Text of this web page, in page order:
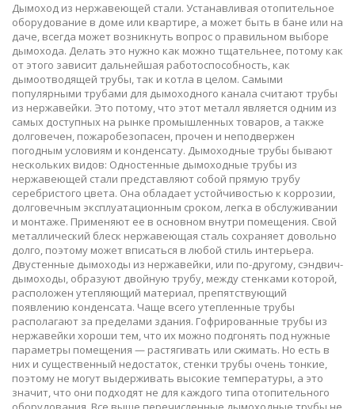
Дымоход из нержавеющей стали. Устанавливая отопительное
оборудование в доме или квартире, а может быть в бане или на
даче, всегда может возникнуть вопрос о правильном выборе
дымохода. Делать это нужно как можно тщательнее, потому как
от этого зависит дальнейшая работоспособность, как
дымоотводящей трубы, так и котла в целом. Самыми
популярными трубами для дымоходного канала считают трубы
из нержавейки. Это потому, что этот металл является одним из
самых доступных на рынке промышленных товаров, а также
долговечен, пожаробезопасен, прочен и неподвержен
погодным условиям и конденсату. Дымоходные трубы бывают
нескольких видов: Одностенные дымоходные трубы из
нержавеющей стали представляют собой прямую трубу
серебристого цвета. Она обладает устойчивостью к коррозии,
долговечным эксплуатационным сроком, легка в обслуживании
и монтаже. Применяют ее в основном внутри помещения. Свой
металлический блеск нержавеющая сталь сохраняет довольно
долго, поэтому может вписаться в любой стиль интерьера.
Двустенные дымоходы из нержавейки, или по-другому, сэндвич-
дымоходы, образуют двойную трубу, между стенками которой,
расположен утепляющий материал, препятствующий
появлению конденсата. Чаще всего утепленные трубы
располагают за пределами здания. Гофрированные трубы из
нержавейки хороши тем, что их можно подгонять под нужные
параметры помещения — растягивать или сжимать. Но есть в
них и существенный недостаток, стенки трубы очень тонкие,
поэтому не могут выдерживать высокие температуры, а это
значит, что они подходят не для каждого типа отопительного